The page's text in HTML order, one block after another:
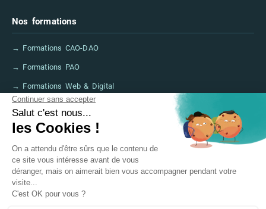
Nos formations
→ Formations CAO-DAO
→ Formations PAO
→ Formations Web & Digital
→ Formations IA
→ Financer sa formation (CPF, France Travail)
Informations légales
→ Mentions légales